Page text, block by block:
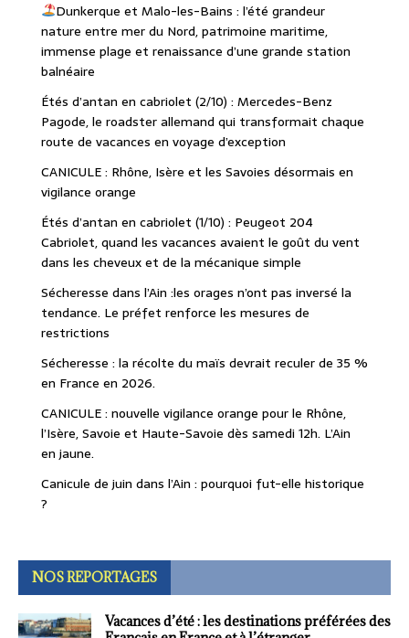
Dunkerque et Malo-les-Bains : l’été grandeur
nature entre mer du Nord, patrimoine maritime,
immense plage et renaissance d’une grande station
balnéaire
Étés d’antan en cabriolet (2/10) : Mercedes-Benz
Pagode, le roadster allemand qui transformait chaque
route de vacances en voyage d’exception
CANICULE : Rhône, Isère et les Savoies désormais en
vigilance orange
Étés d’antan en cabriolet (1/10) : Peugeot 204
Cabriolet, quand les vacances avaient le goût du vent
dans les cheveux et de la mécanique simple
Sécheresse dans l’Ain :les orages n’ont pas inversé la
tendance. Le préfet renforce les mesures de
restrictions
Sécheresse : la récolte du maïs devrait reculer de 35 %
en France en 2026.
CANICULE : nouvelle vigilance orange pour le Rhône,
l’Isère, Savoie et Haute-Savoie dès samedi 12h. L’Ain
en jaune.
Canicule de juin dans l’Ain : pourquoi fut-elle historique
?
NOS REPORTAGES
Vacances d’été : les destinations préférées des